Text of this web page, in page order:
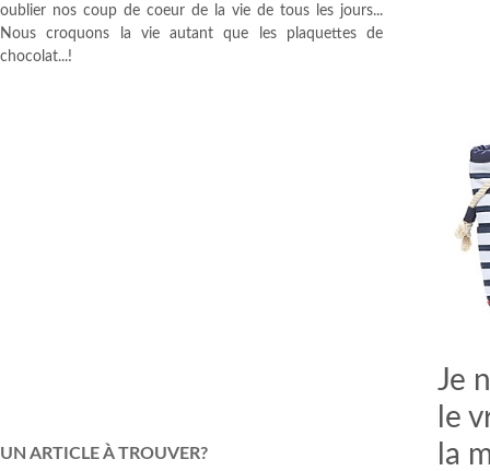
Je
le
la
oublier nos coup de coeur de la vie de tous les jours...
Nous croquons la vie autant que les plaquettes de
chocolat...!
UN ARTICLE À TROUVER?